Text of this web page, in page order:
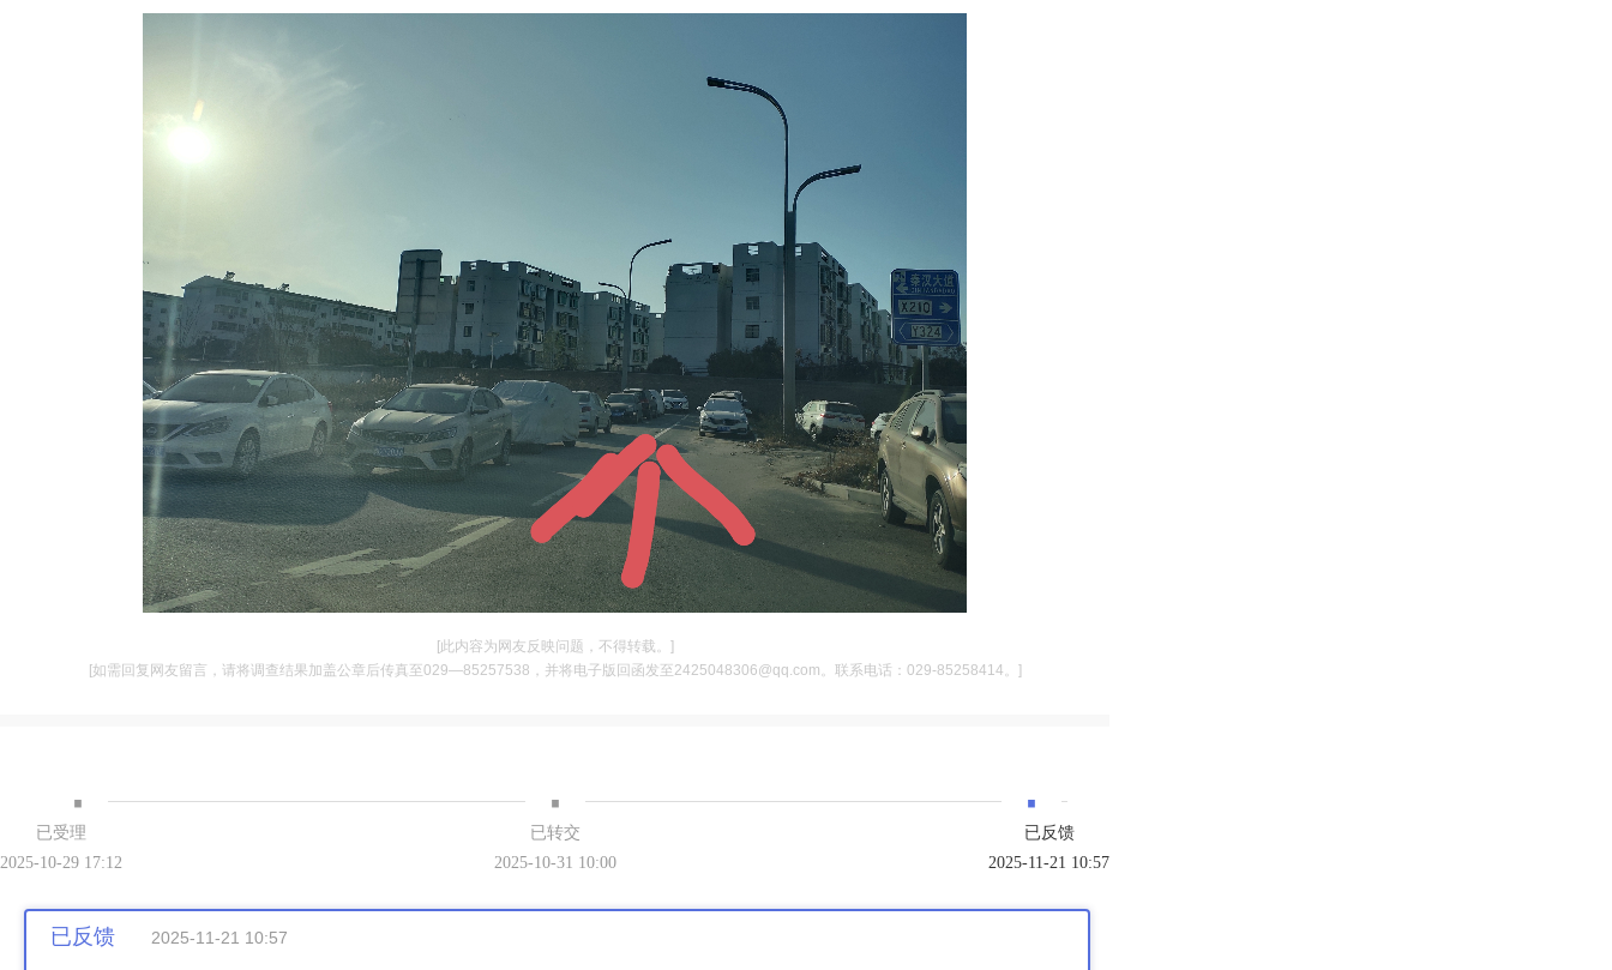
[此内容为网友反映问题，不得转载。]
[如需回复网友留言，请将调查结果加盖公章后传真至029—85257538，并将电子版回函发至2425048306@qq.com。联系电话：029-85258414。]
· · ·
已受理
2025-10-29 17:12
已转交
2025-10-31 10:00
已反馈
2025-11-21 10:57
已反馈 2025-11-21 10:57